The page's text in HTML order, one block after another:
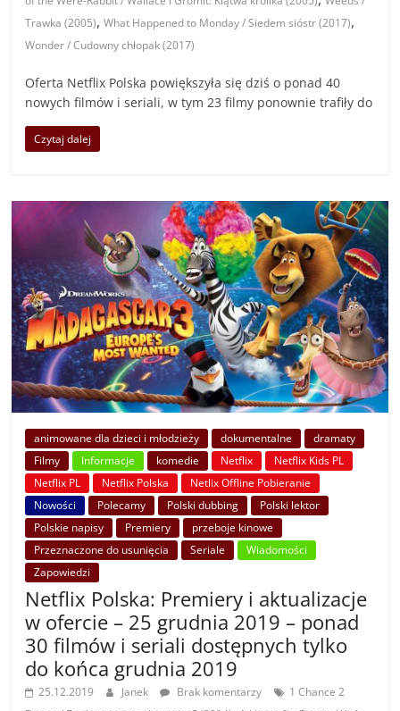
Trawka (2005),What Happened to Monday / Siedem sióstr (2017),
Wonder / Cudowny chłopak (2017)
Oferta Netflix Polska powiększyła się dziś o ponad 40
nowych filmów i seriali, w tym 23 filmy ponownie trafiły do
Czytaj dalej
animowane dla dzieci i młodzieży dokumentalne
dramaty
Filmy
Informacje komedie Netflix
Netflix Kids PL
Netflix PL
Netflix Polska
Netlix Offline Pobieranie
Nowości
Polecamy Polski dubbing
Polski lektor
Polskie napisy
Premiery
przeboje kinowe
Przeznaczone do usunięcia
Seriale
Wiadomości
Zapowiedzi
Netflix Polska: Premiery i aktualizacje
w ofercie – 25 grudnia 2019 – ponad
30 filmów i seriali dostępnych tylko
do końca grudnia 2019
25.12.2019 Janek Brak komentarzy
1 Chance 2